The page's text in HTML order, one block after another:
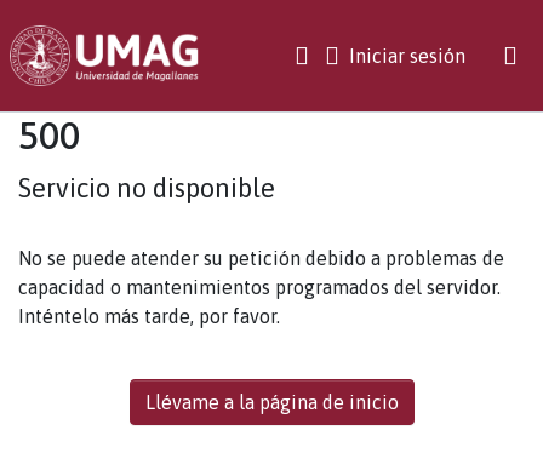
Iniciar sesión(current)
500
Servicio no disponible
No se puede atender su petición debido a problemas de
capacidad o mantenimientos programados del servidor.
Inténtelo más tarde, por favor.
Llévame a la página de inicio